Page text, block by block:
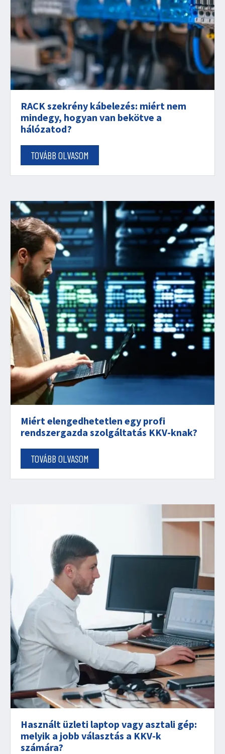
RACK szekrény kábelezés: miért nem
mindegy, hogyan van bekötve a
hálózatod?
TOVÁBB OLVASOM
Miért elengedhetetlen egy profi
rendszergazda szolgáltatás KKV-knak?
TOVÁBB OLVASOM
Használt üzleti laptop vagy asztali gép:
melyik a jobb választás a KKV-k
számára?